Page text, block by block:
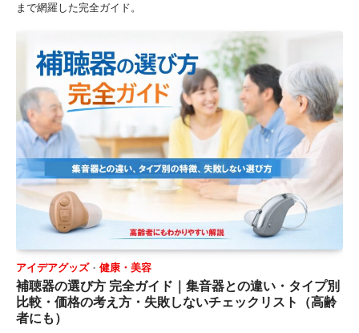
まで網羅した完全ガイド。
アイデアグッズ 健康・美容
補聴器の選び方 完全ガイド｜集音器との違い・タイプ別
比較・価格の考え方・失敗しないチェックリスト（高齢
者にも）